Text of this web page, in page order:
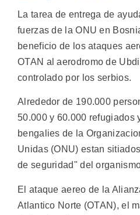
La tarea de entrega de
fuerzas de la ONU en
beneficio de los ataques
OTAN al aerodromo de
controlado por los serbios.
Alrededor de 190.000
50.000 y 60.000 refugiados
bengalies de la
Unidas (ONU) estan
de seguridad" del
El ataque aereo de la
Atlantico Norte (OTAN), el